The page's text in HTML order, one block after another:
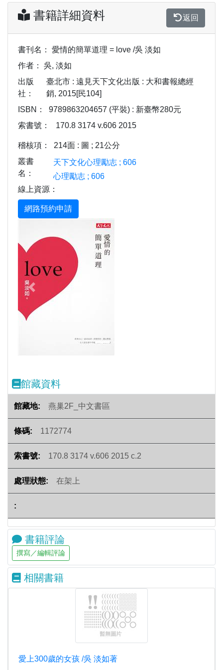
書籍詳細資料 返回
書刊名：
愛情的簡單道理 = love /吳 淡如
作者：
吳, 淡如
出版
社：
臺北市 : 遠見天下文化出版 : 大和書報總經
銷, 2015[民104]
ISBN：
9789863204657 (平裝) : 新臺幣280元
索書號：
170.8 3174 v.606 2015
稽核項：
214面 : 圖 ; 21公分
叢書
名：
天下文化心理勵志 ; 606
心理勵志 ; 606
線上資源：
Previous
館藏資料
燕巢2F_中文書區
1172774
170.8 3174 v.606 2015 c.2
在架上
書籍評論
相關書籍
愛上300歲的女孩 /吳 淡如著